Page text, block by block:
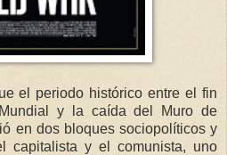
el periodo histórico entre el fin
y la caída del Muro de
en dos bloques sociopolíticos y
capitalista y el comunista, uno